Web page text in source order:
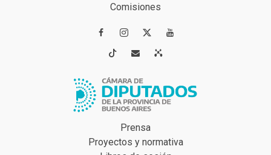
Comisiones
 
 
Prensa
Proyectos y normativa